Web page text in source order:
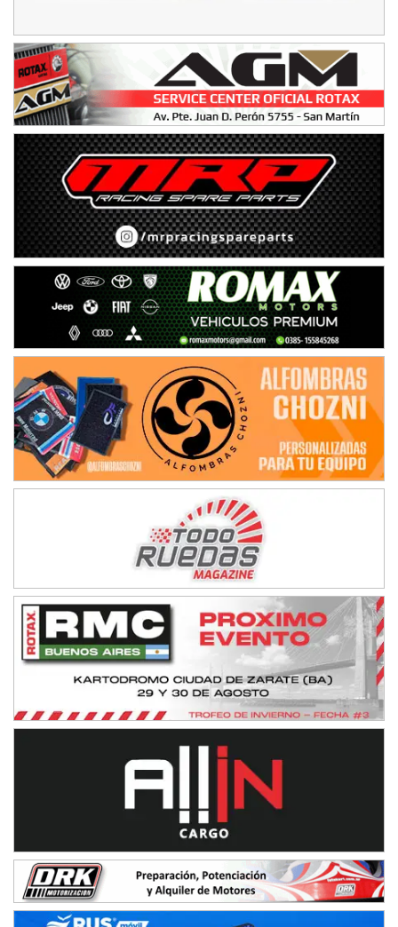
NORESTE SANTAFESINO - F6
Ciudad de Avellaneda (Asfalto)
Avellaneda (Santa Fe)
SUR SANTAFESINO - F4
José Samuel Sánchez (Tierra)
Rufino (Santa Fe)
TUCUMANO - F5
Juan Navarro (Asfalto)
El Timbó (Tucumán)